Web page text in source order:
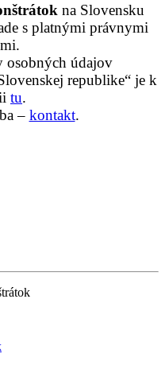
na Slovensku
s platnými právnymi
osobných údajov
republike“ je k
tu.
– kontakt.